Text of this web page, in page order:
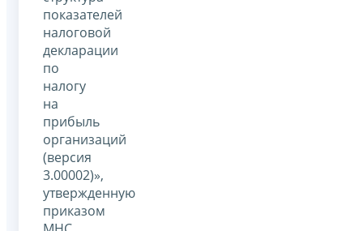
показателей
налоговой
декларации
по
налогу
на
прибыль
организаций
(версия
3.00002)»,
утвержденную
приказом